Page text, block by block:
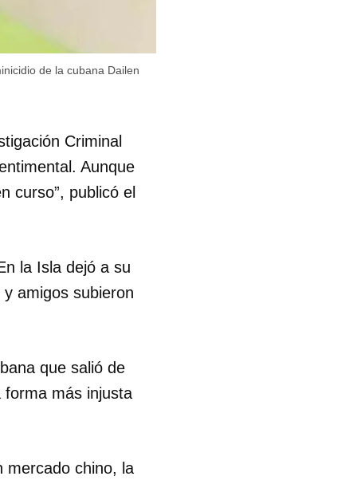
de la cubana Dailen
Criminal
Aunque
curso”, publicó el
la Isla dejó a su
amigos subieron
que salió de
forma más injusta
mercado chino, la